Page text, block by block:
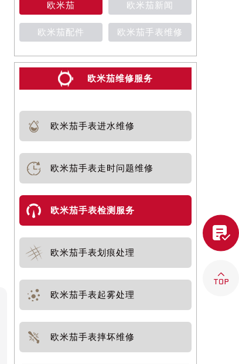
欧米茄 欧米茄新闻
欧米茄配件 欧米茄手表维修
欧米茄维修服务
欧米茄手表进水维修
欧米茄手表走时问题维修
欧米茄手表检测服务
欧米茄手表划痕处理
欧米茄手表起雾处理
欧米茄手表摔坏维修

